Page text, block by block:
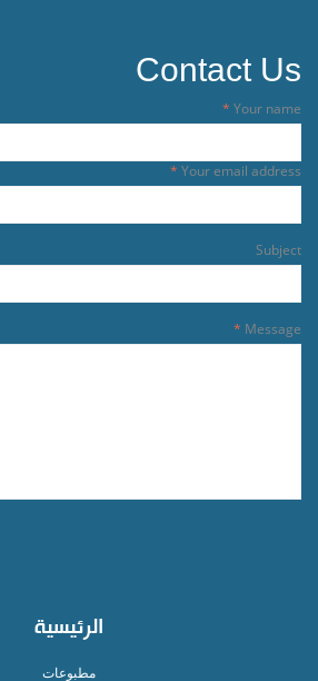
Contact Us
Your name
Your email address
Subject
Message
الرئيسية
مطبوعات